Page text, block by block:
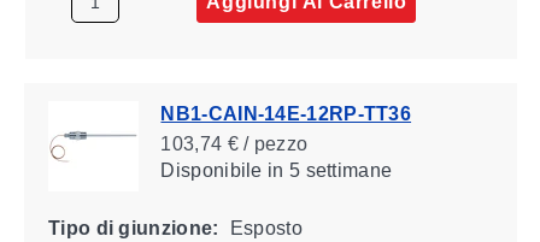
NB1-CAIN-14E-12RP-TT36
103,74 € / pezzo
Disponibile in 5 settimane
Tipo di giunzione: Esposto